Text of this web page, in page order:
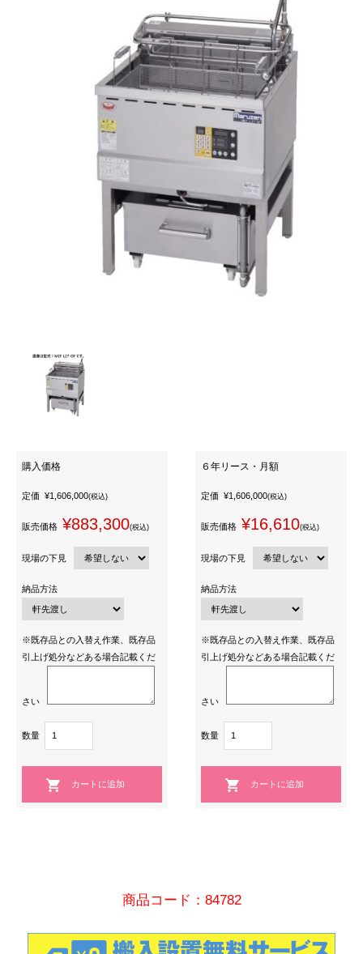
購入価格
定価 ¥1,606,000(税込)
販売価格 ¥883,300(税込)
現場の下見
納品方法
※既存品との入替え作業、既存品
引上げ処分などある場合記載くだ
さい
数量
６年リース・月額
定価 ¥1,606,000(税込)
販売価格 ¥16,610(税込)
現場の下見
納品方法
※既存品との入替え作業、既存品
引上げ処分などある場合記載くだ
さい
数量
商品コード：84782